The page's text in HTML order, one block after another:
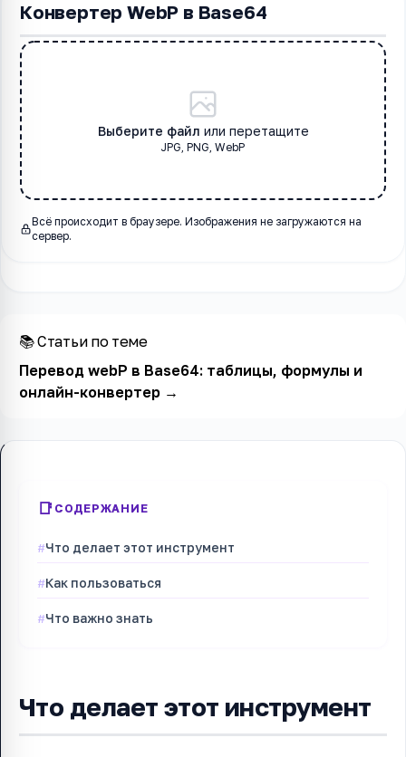
Конвертер WebP в Base64
Выберите файл или перетащите
JPG, PNG, WebP
Всё происходит в браузере. Изображения не загружаются на
сервер.
📚 Статьи по теме
Перевод webP в Base64: таблицы, формулы и
онлайн-конвертер→
СОДЕРЖАНИЕ
Что делает этот инструмент
Как пользоваться
Что важно знать
Что делает этот инструмент